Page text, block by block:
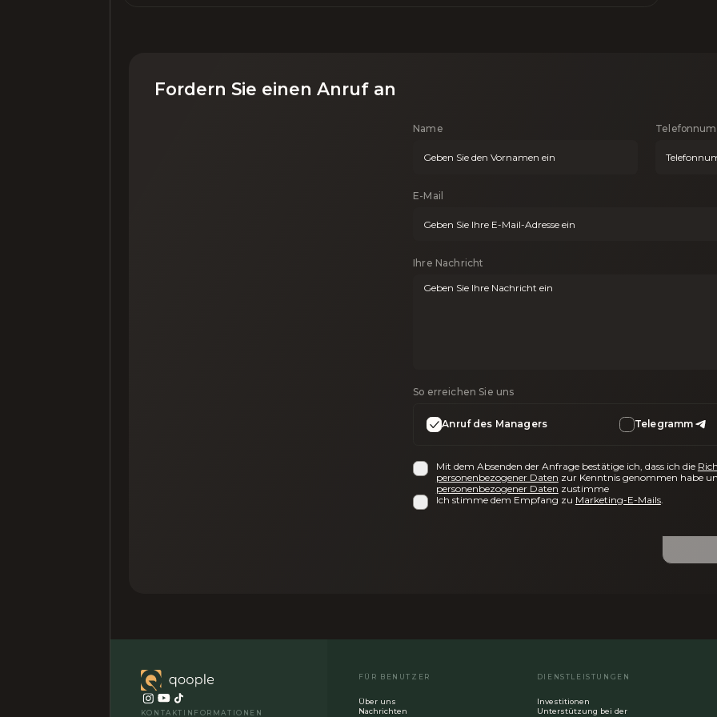
Fordern Sie einen Anruf an
Name
E-Mail
Ihre Nachricht
So erreichen Sie uns
Anruf des Managers Telegramm
Mit dem Absenden der Anfrage bestätige ich, dass ich die
personenbezogener Daten zur Kenntnis genommen habe
personenbezogener Daten zustimme
Ich stimme dem Empfang zu Marketing-E-Mails.
KONTAKTINFORMATIONEN
FÜR BENUTZER
Über uns
Nachrichten
DIENSTLEISTUNGEN
Investitionen
Unterstützung bei der